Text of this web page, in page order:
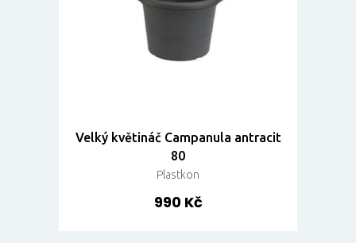
Velký květináč Campanula antracit
80
Plastkon
990 Kč